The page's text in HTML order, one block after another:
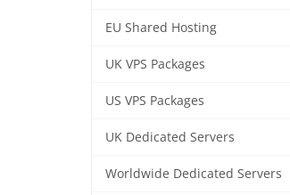
EU Shared Hosting
UK VPS Packages
US VPS Packages
UK Dedicated Servers
Worldwide Dedicated Servers